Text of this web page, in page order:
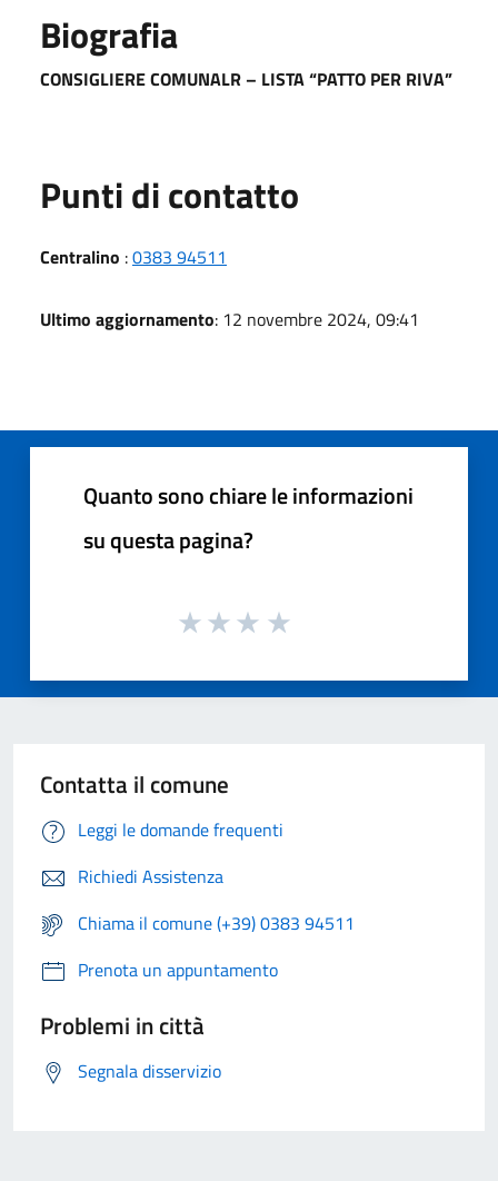
Biografia
CONSIGLIERE COMUNALR – LISTA “PATTO PER RIVA”
Punti di contatto
Centralino :0383 94511
Ultimo aggiornamento: 12 novembre 2024, 09:41
Quanto sono chiare le informazioni
su questa pagina?
Contatta il comune
Leggi le domande frequenti
Richiedi Assistenza
Chiama il comune (+39) 0383 94511
Prenota un appuntamento
Problemi in città
Segnala disservizio